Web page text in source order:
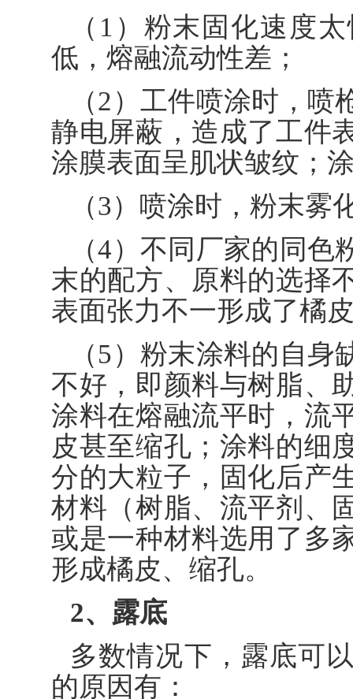
（1）粉末固化速度
低，熔融流动性差；
（2）工件喷涂时，
静电屏蔽，造成了工件
涂膜表面呈肌状皱纹；
（3）喷涂时，粉末雾
（4）不同厂家的同
末的配方、原料的选择
表面张力不一形成了橘
（5）粉末涂料的自
不好，即颜料与树脂、
涂料在熔融流平时，流
皮甚至缩孔；涂料的细
分的大粒子，固化后产
材料（树脂、流平剂、
或是一种材料选用了多
形成橘皮、缩孔。
2、露底
多数情况下，露底可
的原因有：